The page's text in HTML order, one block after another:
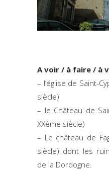
A voir / à faire / à
– l’église de Saint-
siècle)
– le Château de
XXème siècle)
– Le château de
siècle) dont les
de la Dordogne.